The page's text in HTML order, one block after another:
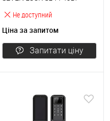
Не доступний
Ціна за запитом
Запитати ціну